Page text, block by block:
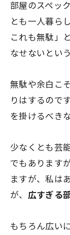
部屋のスペッ
とも一人暮ら
これも無駄」
なせないとい
無駄や余白こ
りはするので
を掛けるべき
少なくとも芸
でもあります
ますが、私は
が、 広すぎる
もちろん広い